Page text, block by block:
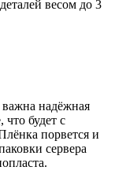
весом до 3
важна надёжная
что будет с
порвется и
сервера